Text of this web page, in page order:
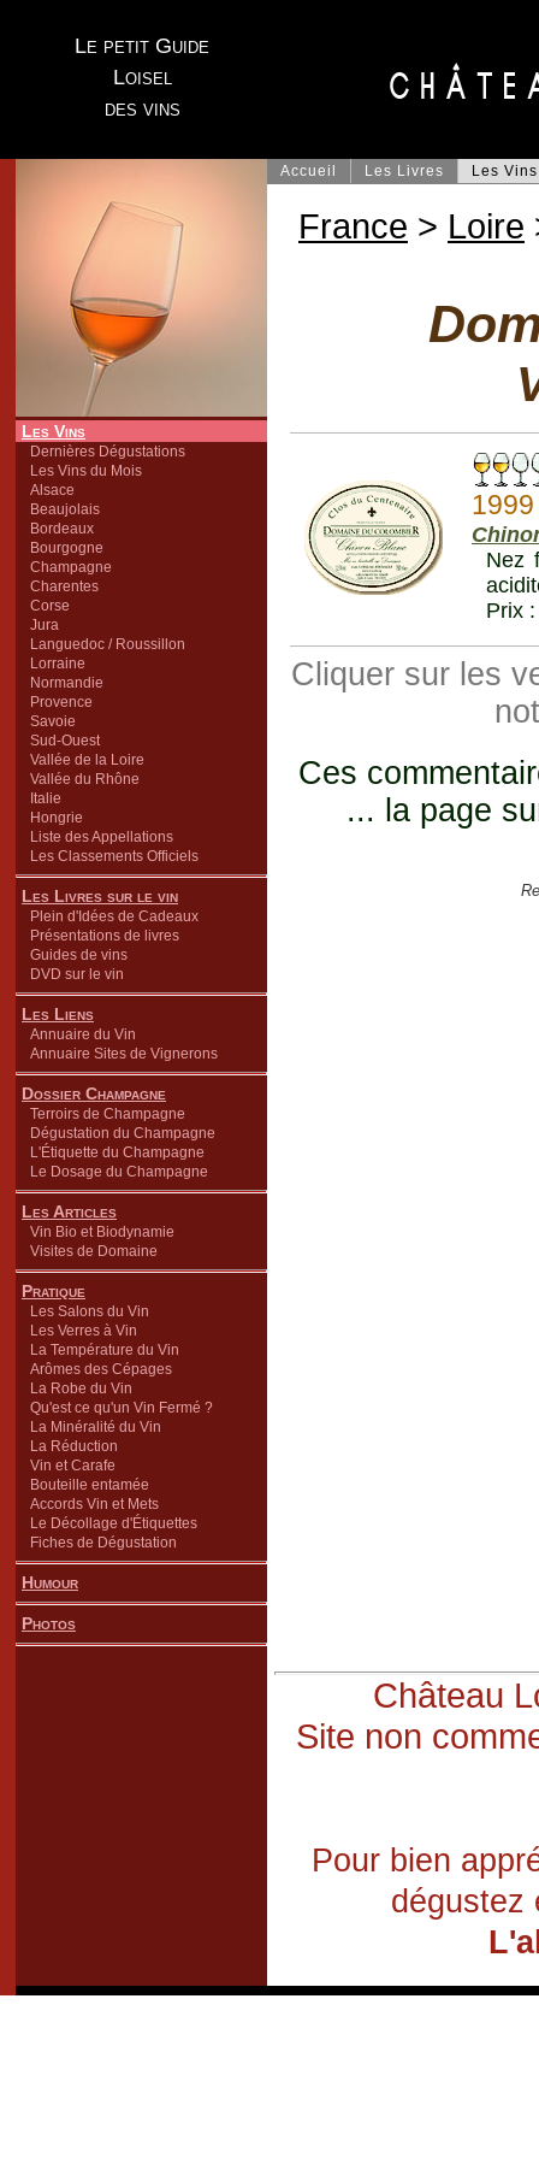
Le petit Guide
Loisel
des vins
Les Vins
Dernières Dégustations
Les Vins du Mois
Alsace
Beaujolais
Bordeaux
Bourgogne
Champagne
Charentes
Corse
Jura
Languedoc / Roussillon
Lorraine
Normandie
Provence
Savoie
Sud-Ouest
Vallée de la Loire
Vallée du Rhône
Italie
Hongrie
Liste des Appellations
Les Classements Officiels
Les Livres sur le vin
Plein d'Idées de Cadeaux
Présentations de livres
Guides de vins
DVD sur le vin
Les Liens
Annuaire du Vin
Annuaire Sites de Vignerons
Dossier Champagne
Terroirs de Champagne
Dégustation du Champagne
L'Étiquette du Champagne
Le Dosage du Champagne
Les Articles
Vin Bio et Biodynamie
Visites de Domaine
Pratique
Les Salons du Vin
Les Verres à Vin
La Température du Vin
Arômes des Cépages
La Robe du Vin
Qu'est ce qu'un Vin Fermé ?
La Minéralité du Vin
La Réduction
Vin et Carafe
Bouteille entamée
Accords Vin et Mets
Le Décollage d'Étiquettes
Fiches de Dégustation
Humour
Photos
Accueil Les Livres Les Vins
France > Loire
1999
Nez
Prix
Cliquer sur les
Ces
... la page
Château
Site non
Pour bien
dégustez